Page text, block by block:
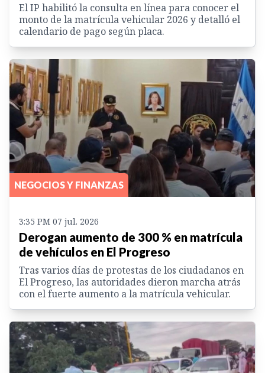
El IP habilitó la consulta en línea para conocer el
monto de la matrícula vehicular 2026 y detalló el
calendario de pago según placa.
NEGOCIOS Y FINANZAS
3:35 PM 07 jul. 2026
Derogan aumento de 300 % en matrícula
de vehículos en El Progreso
Tras varios días de protestas de los ciudadanos en
El Progreso, las autoridades dieron marcha atrás
con el fuerte aumento a la matrícula vehicular.